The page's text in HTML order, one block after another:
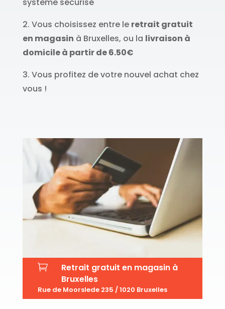
2. Vous choisissez entre le retrait gratuit
en magasin à Bruxelles, ou la livraison à
domicile à partir de 6.50€
3. Vous profitez de votre nouvel achat chez
vous !

Retrait gratuit en magasin à
Bruxelles
Rue de Moorslede 235 / 1020 Bruxelles